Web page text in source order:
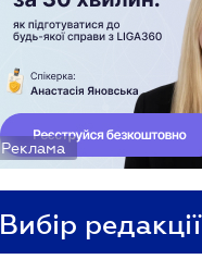
Реклама
Вибір редакції